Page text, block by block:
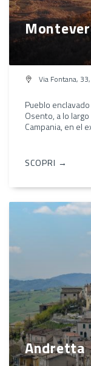
Via Fontana,
Pueblo
Osento, a lo
Campania, en el
SCOPRI →
Andretta